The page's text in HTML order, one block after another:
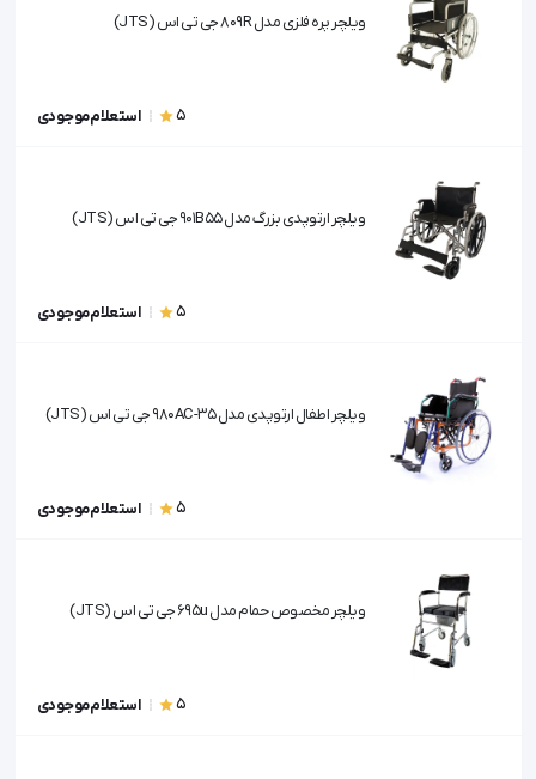
ویلچر پره فلزی مدل 809R جی تی اس (JTS)
5 استعلام موجودی
ویلچر ارتوپدی بزرگ مدل 901B55 جی تی اس (JTS)
5 استعلام موجودی
ویلچر اطفال ارتوپدی مدل 980AC-35 جی تی اس (JTS)
5 استعلام موجودی
ویلچر مخصوص حمام مدل 695u جی تی اس (JTS)
5 استعلام موجودی